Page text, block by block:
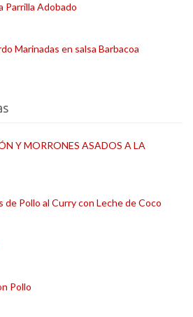
Parrilla Adobado
Marinadas en salsa Barbacoa
Y MORRONES ASADOS A LA
de Pollo al Curry con Leche de Coco
Pollo